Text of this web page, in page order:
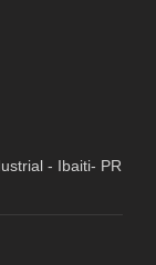
- Ibaiti- PR